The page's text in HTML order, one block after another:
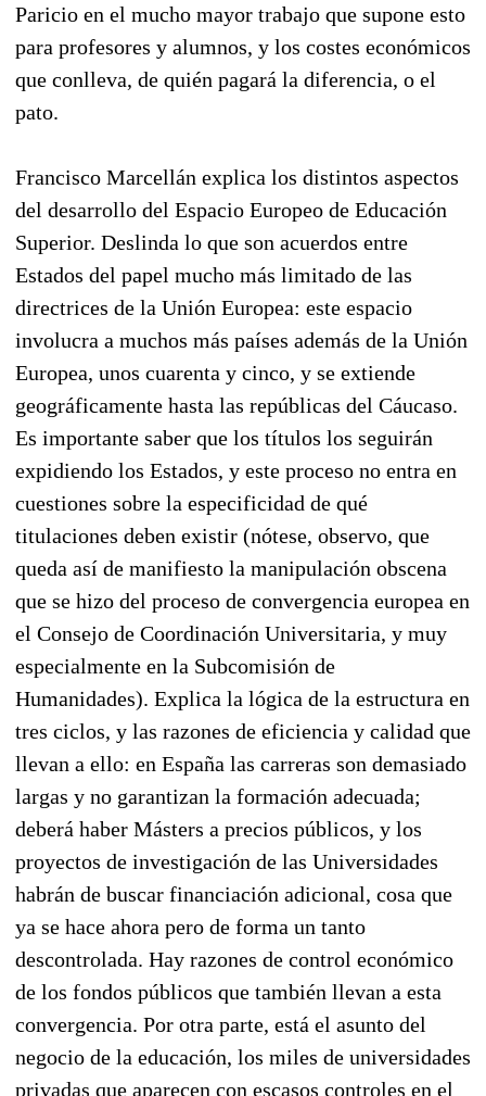
Paricio en el mucho mayor trabajo que supone esto
para profesores y alumnos, y los costes económicos
que conlleva, de quién pagará la diferencia, o el
pato.
Francisco Marcellán explica los distintos aspectos
del desarrollo del Espacio Europeo de Educación
Superior. Deslinda lo que son acuerdos entre
Estados del papel mucho más limitado de las
directrices de la Unión Europea: este espacio
involucra a muchos más países además de la Unión
Europea, unos cuarenta y cinco, y se extiende
geográficamente hasta las repúblicas del Cáucaso.
Es importante saber que los títulos los seguirán
expidiendo los Estados, y este proceso no entra en
cuestiones sobre la especificidad de qué
titulaciones deben existir (nótese, observo, que
queda así de manifiesto la manipulación obscena
que se hizo del proceso de convergencia europea en
el Consejo de Coordinación Universitaria, y muy
especialmente en la Subcomisión de
Humanidades). Explica la lógica de la estructura en
tres ciclos, y las razones de eficiencia y calidad que
llevan a ello: en España las carreras son demasiado
largas y no garantizan la formación adecuada;
deberá haber Másters a precios públicos, y los
proyectos de investigación de las Universidades
habrán de buscar financiación adicional, cosa que
ya se hace ahora pero de forma un tanto
descontrolada. Hay razones de control económico
de los fondos públicos que también llevan a esta
convergencia. Por otra parte, está el asunto del
negocio de la educación, los miles de universidades
privadas que aparecen con escasos controles en el